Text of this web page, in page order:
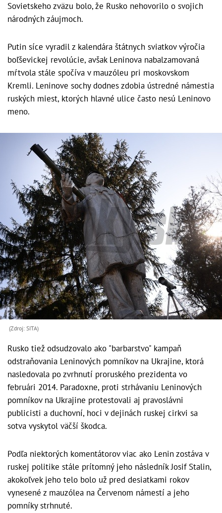
Sovietskeho zväzu bolo, že Rusko nehovorilo o svojich
národných záujmoch.
Putin síce vyradil z kalendára štátnych sviatkov výročia
boľševickej revolúcie, avšak Leninova nabalzamovaná
mŕtvola stále spočíva v mauzóleu pri moskovskom
Kremli. Leninove sochy dodnes zdobia ústredné námestia
ruských miest, ktorých hlavné ulice často nesú Leninovo
meno.
(Zdroj: SITA)
Rusko tiež odsudzovalo ako "barbarstvo" kampaň
odstraňovania Leninových pomníkov na Ukrajine, ktorá
nasledovala po zvrhnutí proruského prezidenta vo
februári 2014. Paradoxne, proti strhávaniu Leninových
pomníkov na Ukrajine protestovali aj pravoslávni
publicisti a duchovní, hoci v dejinách ruskej cirkvi sa
sotva vyskytol väčší škodca.
Podľa niektorých komentátorov viac ako Lenin zostáva v
ruskej politike stále prítomný jeho následník Josif Stalin,
akokoľvek jeho telo bolo už pred desiatkami rokov
vynesené z mauzólea na Červenom námestí a jeho
pomníky strhnuté.